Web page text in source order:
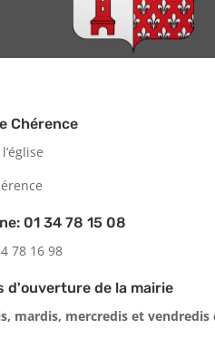
Chérence
01 34 78 15 08
78 16 98
d'ouverture de la mairie
mardis, mercredis et vendredis